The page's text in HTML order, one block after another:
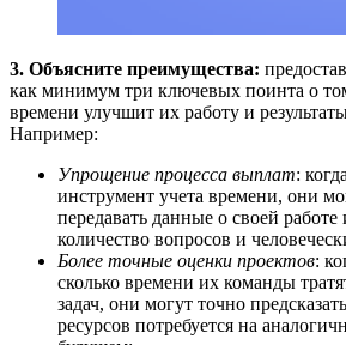
3. Объясните преимущества:
как минимум три ключевых поинта о
времени улучшит их работу и
Например:
Упрощение процесса выплат:
инструмент учета времени, они
передавать данные о своей
количество вопросов и
Более точные оценки проектов:
сколько времени их команды
задач, они могут точно
ресурсов потребуется на